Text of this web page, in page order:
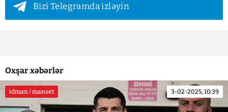
Bizi Telegramda izləyin
Oxşar xəbərlər
idman / manset 3-02-2025, 10:39